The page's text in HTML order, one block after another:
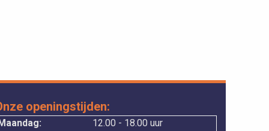
openingstijden:
12.00 - 18.00 uur